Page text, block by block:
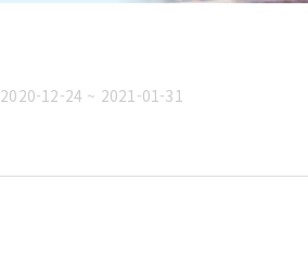
2020-12-24 ~ 2021-01-31